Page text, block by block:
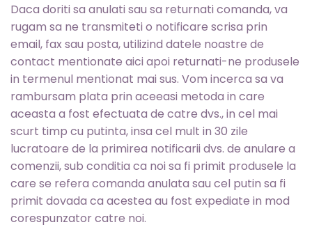
Daca doriti sa anulati sau sa returnati comanda, va
rugam sa ne transmiteti o notificare scrisa prin
email, fax sau posta, utilizind datele noastre de
contact mentionate aici apoi returnati-ne produsele
in termenul mentionat mai sus. Vom incerca sa va
rambursam plata prin aceeasi metoda in care
aceasta a fost efectuata de catre dvs., in cel mai
scurt timp cu putinta, insa cel mult in 30 zile
lucratoare de la primirea notificarii dvs. de anulare a
comenzii, sub conditia ca noi sa fi primit produsele la
care se refera comanda anulata sau cel putin sa fi
primit dovada ca acestea au fost expediate in mod
corespunzator catre noi.